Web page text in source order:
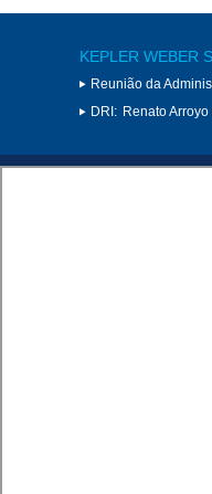
KEPLER WEBER
Reunião da
DRI: Renato